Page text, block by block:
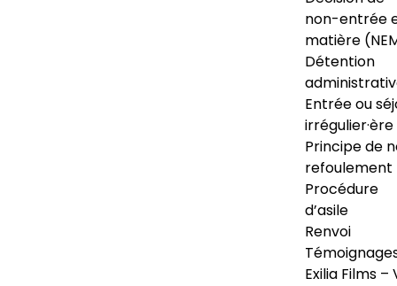
non-entrée
matière
Détention
Entrée ou
irrégulier·ère
Principe de
refoulement
Procédure
d’asile
Renvoi
Exilia Films –